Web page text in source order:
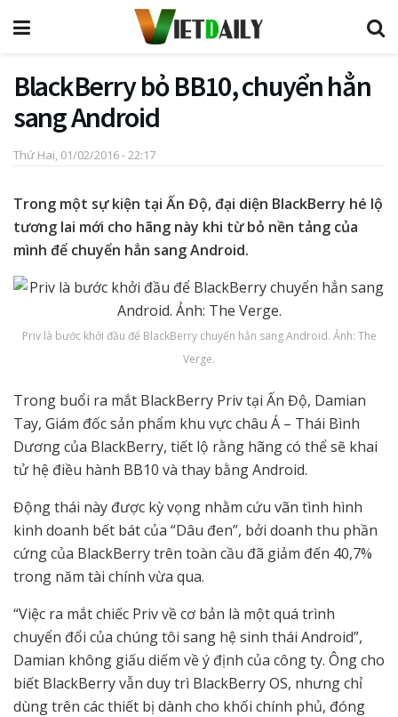
BlackBerry bỏ BB10, chuyển hẳn
sang Android
Thứ Hai, 01/02/2016 - 22:17
Trong một sự kiện tại Ấn Độ, đại diện BlackBerry hé lộ
tương lai mới cho hãng này khi từ bỏ nền tảng của
mình để chuyển hẳn sang Android.
Priv là bước khởi đầu để BlackBerry chuyển hẳn sang Android. Ảnh: The
Verge.
Trong buổi ra mắt BlackBerry Priv tại Ấn Độ, Damian
Tay, Giám đốc sản phẩm khu vực châu Á – Thái Bình
Dương của BlackBerry, tiết lộ rằng hãng có thể sẽ khai
tử hệ điều hành BB10 và thay bằng Android.
Động thái này được kỳ vọng nhằm cứu vãn tình hình
kinh doanh bết bát của “Dâu đen”, bởi doanh thu phần
cứng của BlackBerry trên toàn cầu đã giảm đến 40,7%
trong năm tài chính vừa qua.
“Việc ra mắt chiếc Priv về cơ bản là một quá trình
chuyển đổi của chúng tôi sang hệ sinh thái Android”,
Damian không giấu diếm về ý định của công ty. Ông cho
biết BlackBerry vẫn duy trì BlackBerry OS, nhưng chỉ
dùng trên các thiết bị dành cho khối chính phủ, đóng